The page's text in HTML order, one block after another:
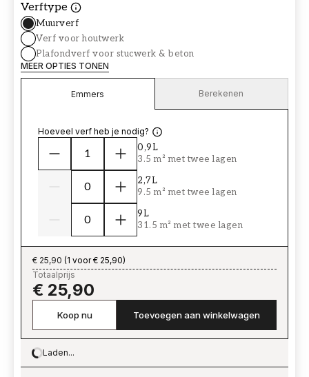
Verftype
Muurverf
Verf voor houtwerk
Plafondverf voor stucwerk & beton
MEER OPTIES TONEN
Emmers Berekenen
Hoeveel verf heb je nodig?
0,9L
3.5 m² met twee lagen
2,7L
9.5 m² met twee lagen
9L
31.5 m² met twee lagen
€ 25,90 (1 voor € 25,90)
Totaalprijs
€ 25,90
Koop nu Toevoegen aan winkelwagen
Loading…
Laden...